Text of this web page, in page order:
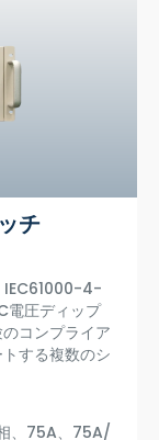
チ
IEC61000-4-
圧ディップ
コンプライア
する複数のシ
、75A、75A/